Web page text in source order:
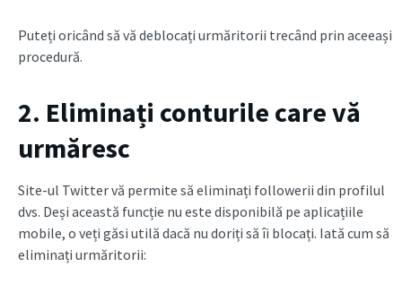
Puteți oricând să vă deblocați urmăritorii trecând prin aceeași
procedură.
2. Eliminați conturile care vă
urmăresc
Site-ul Twitter vă permite să eliminați followerii din profilul
dvs. Deși această funcție nu este disponibilă pe aplicațiile
mobile, o veți găsi utilă dacă nu doriți să îi blocați. Iată cum să
eliminați urmăritorii: